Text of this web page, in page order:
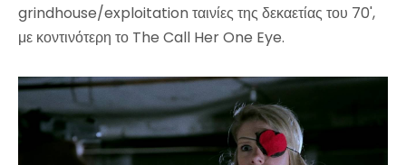
grindhouse/exploitation ταινίες της δεκαετίας του 70',
με κοντινότερη το The Call Her One Eye.